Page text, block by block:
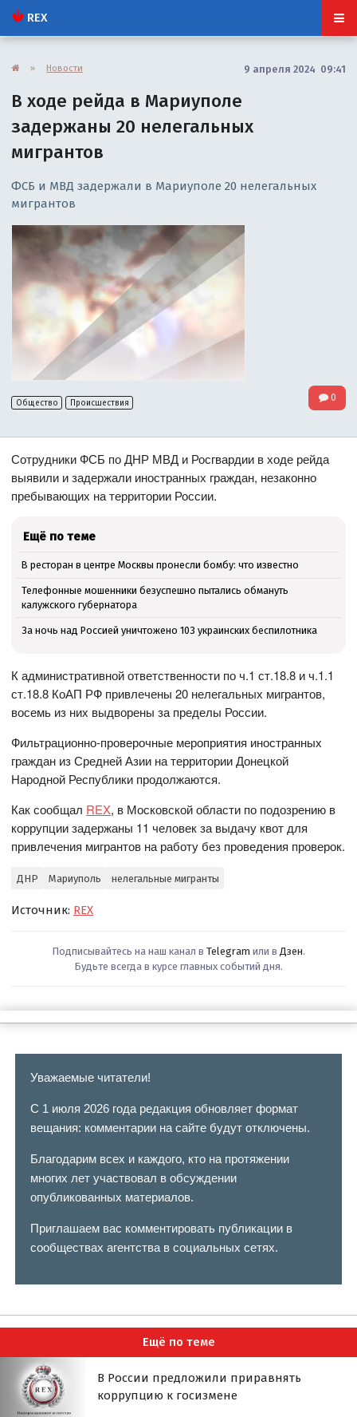
REX
» Новости 9 апреля 2024 09:41
В ходе рейда в Мариуполе
задержаны 20 нелегальных
мигрантов
ФСБ и МВД задержали в Мариуполе 20 нелегальных
мигрантов
Общество Происшествия 0
Сотрудники ФСБ по ДНР МВД и Росгвардии в ходе рейда
выявили и задержали иностранных граждан, незаконно
пребывающих на территории России.
Ещё по теме
В ресторан в центре Москвы пронесли бомбу: что известно
Телефонные мошенники безуспешно пытались обмануть
калужского губернатора
За ночь над Россией уничтожено 103 украинских беспилотника
К административной ответственности по ч.1 ст.18.8 и ч.1.1
ст.18.8 КоАП РФ привлечены 20 нелегальных мигрантов,
восемь из них выдворены за пределы России.
Фильтрационно-проверочные мероприятия иностранных
граждан из Средней Азии на территории Донецкой
Народной Республики продолжаются.
Как сообщал REX, в Московской области по подозрению в
коррупции задержаны 11 человек за выдачу квот для
привлечения мигрантов на работу без проведения проверок.
ДНР Мариуполь нелегальные мигранты
Источник: REX
Подписывайтесь на наш канал в Telegram или в Дзен.
Будьте всегда в курсе главных событий дня.
Уважаемые читатели!
С 1 июля 2026 года редакция обновляет формат
вещания: комментарии на сайте будут отключены.
Благодарим всех и каждого, кто на протяжении
многих лет участвовал в обсуждении
опубликованных материалов.
Приглашаем вас комментировать публикации в
сообществах агентства в социальных сетях.
Ещё по теме
В России предложили приравнять
коррупцию к госизмене